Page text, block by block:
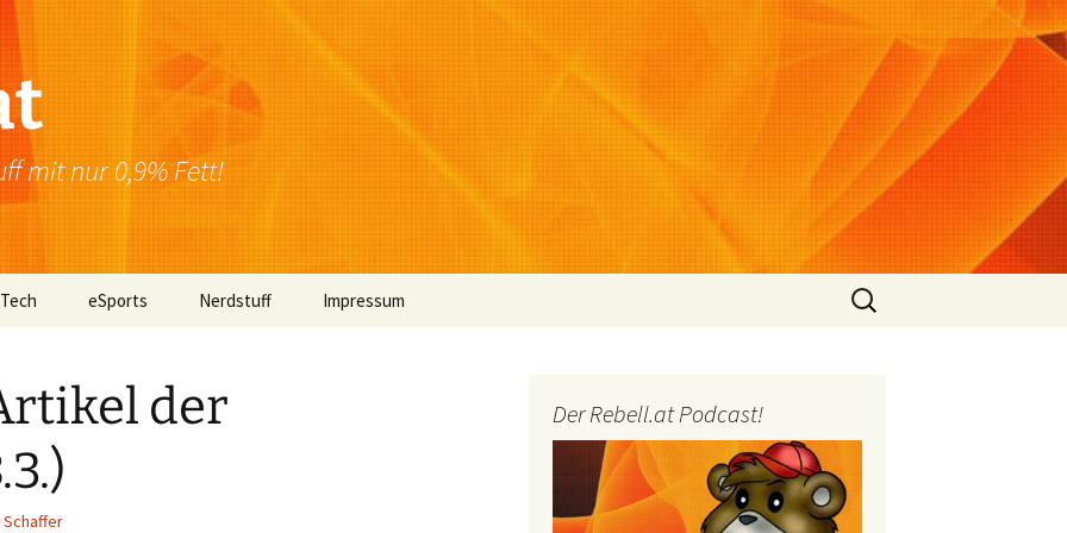
mit nur 0,9% Fett!
Mac OS
Linux
Browser
eSports Nerdstuff Impressum
Suchen
nach:
der
Schaffer
Der Rebell.at Podcast!